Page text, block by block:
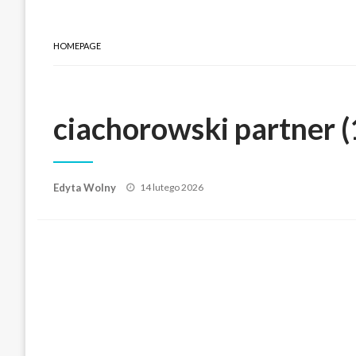
HOMEPAGE
ciachorowski partner
Edyta Wolny
Posted
14 lutego 2026